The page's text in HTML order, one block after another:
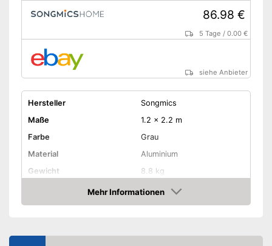
86.98 €
5 Tage /0.00 €
siehe Anbieter
Hersteller
Songmics
Maße
1.2 x 2.2 m
Farbe
Grau
Material
Aluminium
Gewicht
8.8 kg
UV-Schutz
Mehr Informationen
Amazon